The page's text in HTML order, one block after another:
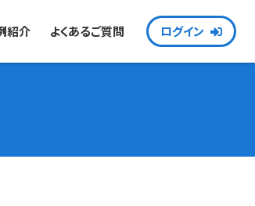
紹介 よくあるご質問 ログイン